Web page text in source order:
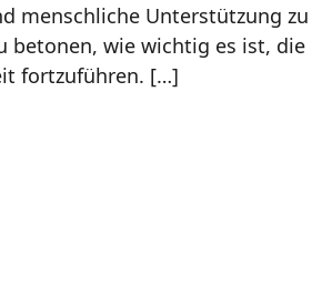
menschliche Unterstützung zu
betonen, wie wichtig es ist, die
fortzuführen. […]